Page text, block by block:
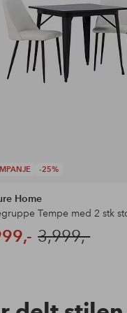
-25%
Home
Tempe med 2 stk
3,999,-